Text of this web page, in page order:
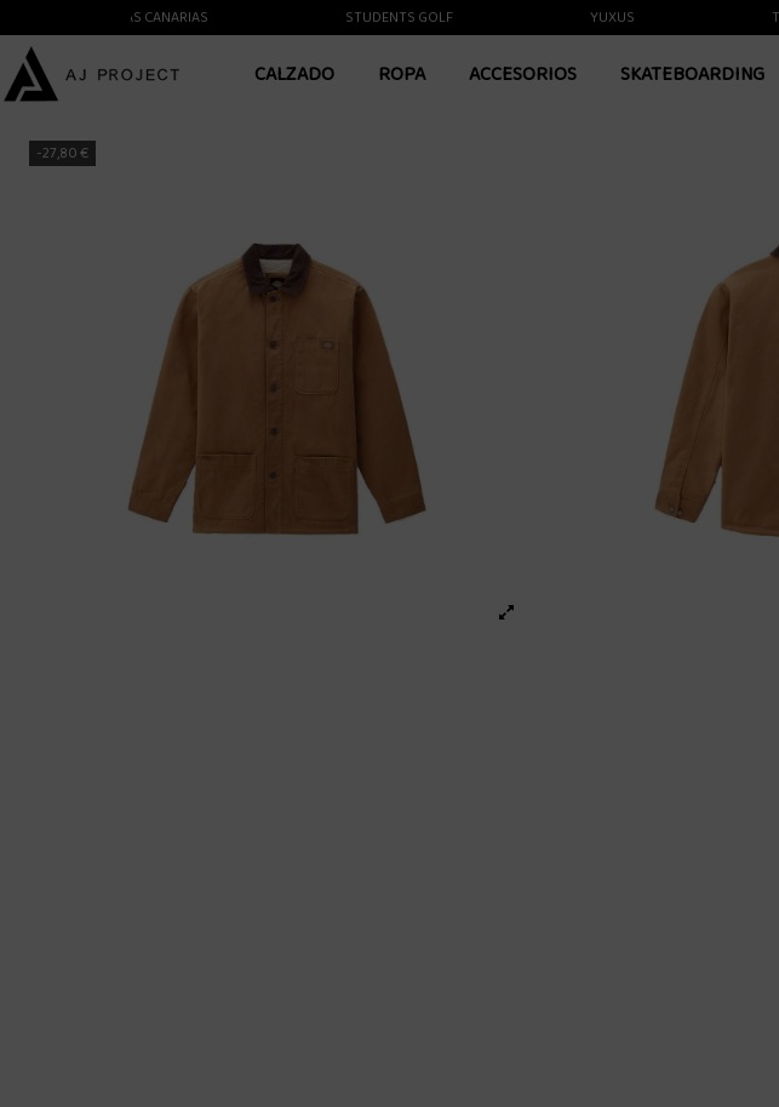
A LAS ISLAS CANARIAS STUDENTS GOLF YUXUS
CALZADO ROPA ACCESORIOS SKATEBOARDING
-27,80 €